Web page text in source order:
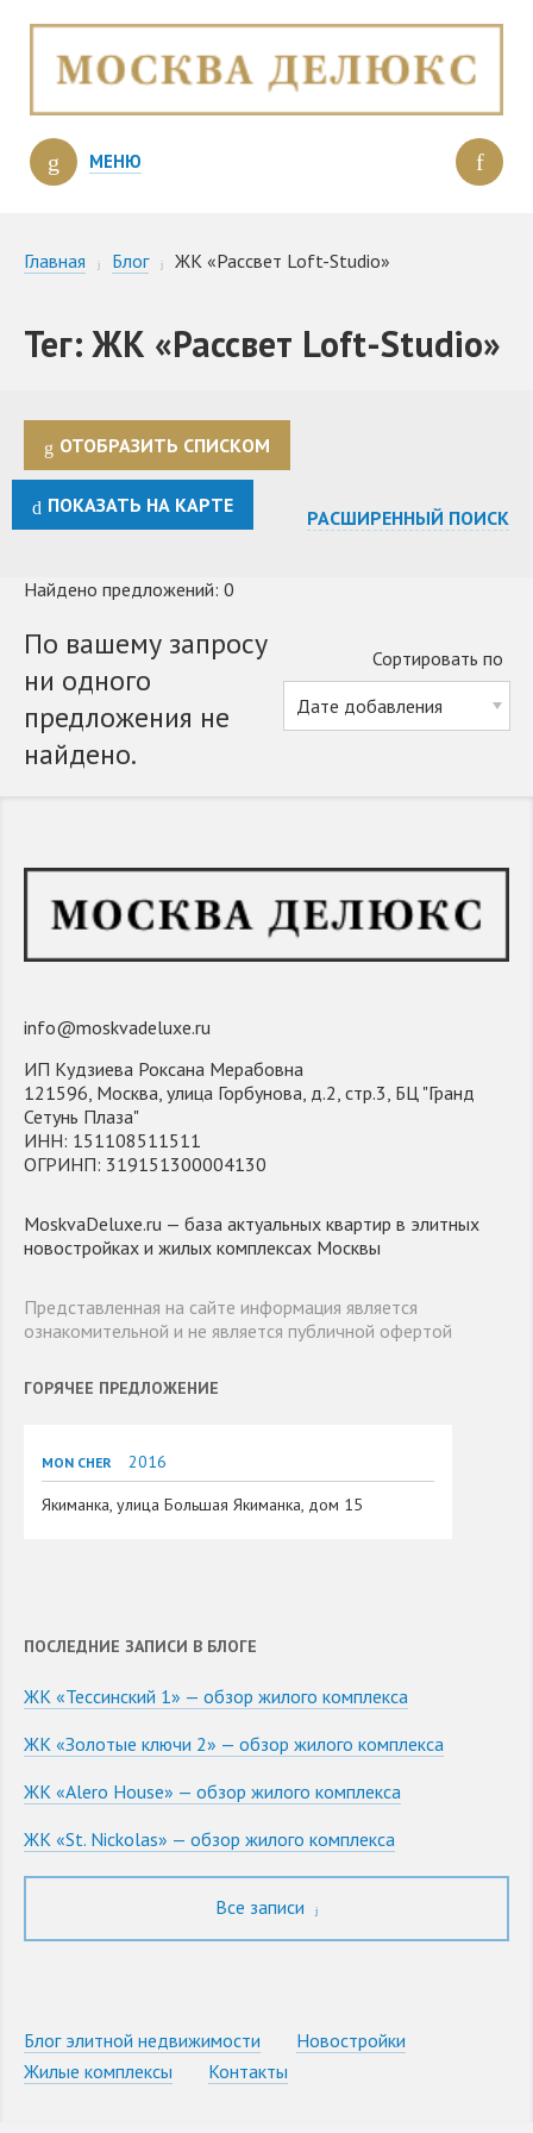
МЕНЮ
Главная Блог ЖК «Рассвет Loft-Studio»
Тег: ЖК «Рассвет Loft-Studio»
ОТОБРАЗИТЬ СПИСКОМ
ПОКАЗАТЬ НА КАРТЕ
РАСШИРЕННЫЙ ПОИСК
Найдено предложений: 0
Сортировать по
По вашему запросу
ни одного
предложения не
найдено.
info@moskvadeluxe.ru
ИП Кудзиева Роксана Мерабовна
121596, Москва, улица Горбунова, д.2, стр.3, БЦ "Гранд
Сетунь Плаза"
ИНН: 151108511511
ОГРИНП: 319151300004130
MoskvaDeluxe.ru — база актуальных квартир в элитных
новостройках и жилых комплексах Москвы
Представленная на сайте информация является
ознакомительной и не является публичной офертой
ГОРЯЧЕЕ ПРЕДЛОЖЕНИЕ
MON CHER
2016
Якиманка, улица Большая Якиманка, дом 15
ПОСЛЕДНИЕ ЗАПИСИ В БЛОГЕ
ЖК «Тессинский 1» — обзор жилого комплекса
ЖК «Золотые ключи 2» — обзор жилого комплекса
ЖК «Alero House» — обзор жилого комплекса
ЖК «St. Nickolas» — обзор жилого комплекса
Все записи
Блог элитной недвижимости
Новостройки
Жилые комплексы
Контакты